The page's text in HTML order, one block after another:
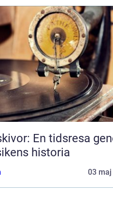
En tidsresa
historia
03